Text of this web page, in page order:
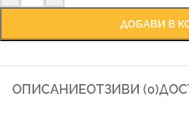
ДОБАВИ В
ОПИСАНИЕОТЗИВИ (0)